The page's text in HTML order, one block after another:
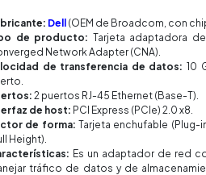
Dell (OEM de Broadcom, con
de producto: Tarjeta adaptadora
Network Adapter (CNA).
de transferencia de datos: 10
2 puertos RJ-45 Ethernet (Base-T).
de host: PCI Express (PCIe) 2.0 x8.
de forma: Tarjeta enchufable
Height).
Es un adaptador de red
tráfico de datos y de